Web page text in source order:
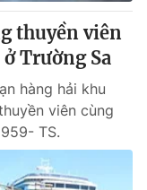
thuyền viên
Trường Sa
hàng hải khu
viên cùng
TS.